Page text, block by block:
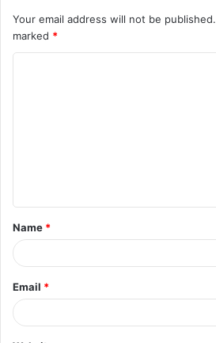
Your email address will not be published.
marked *
t
*
Name *
Email *